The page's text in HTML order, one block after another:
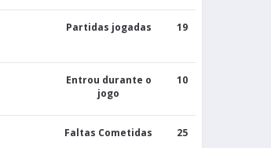
Partidas jogadas 19
Entrou durante o
jogo
10
Faltas Cometidas 25